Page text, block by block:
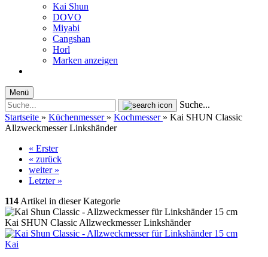
Kai Shun
DOVO
Miyabi
Cangshan
Horl
Marken anzeigen
Menü
Suche...
Startseite » Küchenmesser » Kochmesser » Kai SHUN Classic
Allzweckmesser Linkshänder
« Erster
« zurück
weiter »
Letzter »
114 Artikel in dieser Kategorie
Kai SHUN Classic Allzweckmesser Linkshänder
Kai